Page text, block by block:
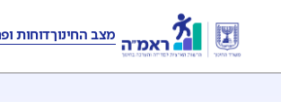
מצב החינוךדוחות